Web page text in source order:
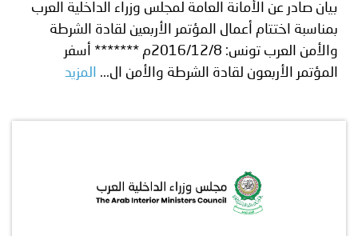
وفيديو
مجلة
الأمانة
من
بيان صادر عن الأمانة العامة لمجلس وزراء الداخلية العرب
بمناسبة اختتام أعمال المؤتمر الأربعين لقادة الشرطة
والأمن العرب تونس: 2016/12/8م ******* أسفر
المؤتمر الأربعون لقادة الشرطة والأمن ال...
المزيد